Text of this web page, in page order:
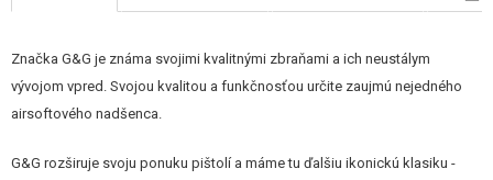
Značka G&G je známa svojimi kvalitnými zbraňami a ich neustálym
vývojom vpred. Svojou kvalitou a funkčnosťou určite zaujmú nejedného
airsoftového nadšenca.
G&G rozširuje svoju ponuku pištolí a máme tu ďalšiu ikonickú klasiku -